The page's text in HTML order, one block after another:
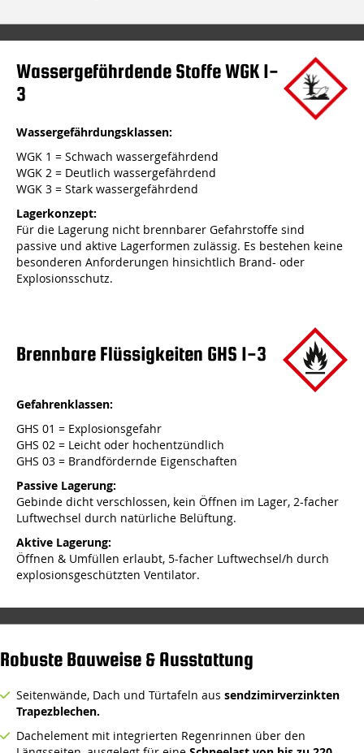
Wassergefährdende Stoffe WGK 1-
3
Wassergefährdungsklassen:
WGK 1 = Schwach wassergefährdend
WGK 2 = Deutlich wassergefährdend
WGK 3 = Stark wassergefährdend
Lagerkonzept:
Für die Lagerung nicht brennbarer Gefahrstoffe sind
passive und aktive Lagerformen zulässig. Es bestehen keine
besonderen Anforderungen hinsichtlich Brand- oder
Explosionsschutz.
Brennbare Flüssigkeiten GHS 1-3
Gefahrenklassen:
GHS 01 = Explosionsgefahr
GHS 02 = Leicht oder hochentzündlich
GHS 03 = Brandfördernde Eigenschaften
Passive Lagerung:
Gebinde dicht verschlossen, kein Öffnen im Lager, 2-facher
Luftwechsel durch natürliche Belüftung.
Aktive Lagerung:
Öffnen & Umfüllen erlaubt, 5-facher Luftwechsel/h durch
explosionsgeschützten Ventilator.
Robuste Bauweise & Ausstattung
Seitenwände, Dach und Türtafeln aus sendzimirverzinkten
Trapezblechen.
Dachelement mit integrierten Regenrinnen über den